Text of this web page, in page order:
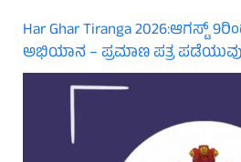
Har Ghar Tiranga 2026:ಆಗಸ್ಟ್
ಅಭಿಯಾನ – ಪ್ರಮಾಣ ಪತ್ರ